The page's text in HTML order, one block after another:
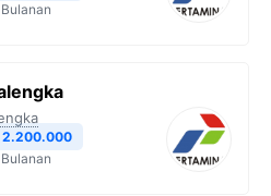
Bulanan
2.200.000
Bulanan